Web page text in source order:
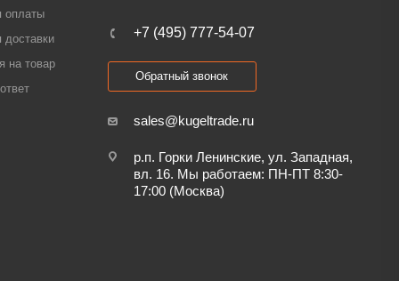
оплаты
доставки
на товар
+7 (495) 777-54-07
Обратный звонок
sales@kugeltrade.ru
р.п. Горки Ленинские, ул. Западная,
вл. 16. Мы работаем: ПН-ПТ 8:30-
17:00 (Москва)